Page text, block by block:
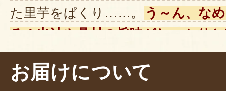
た里芋をぱくり……。
う～ん、な
ろ！出汁や具材の旨味がしっかり
ね。里芋本来の甘さもしっかりと
お届けについて